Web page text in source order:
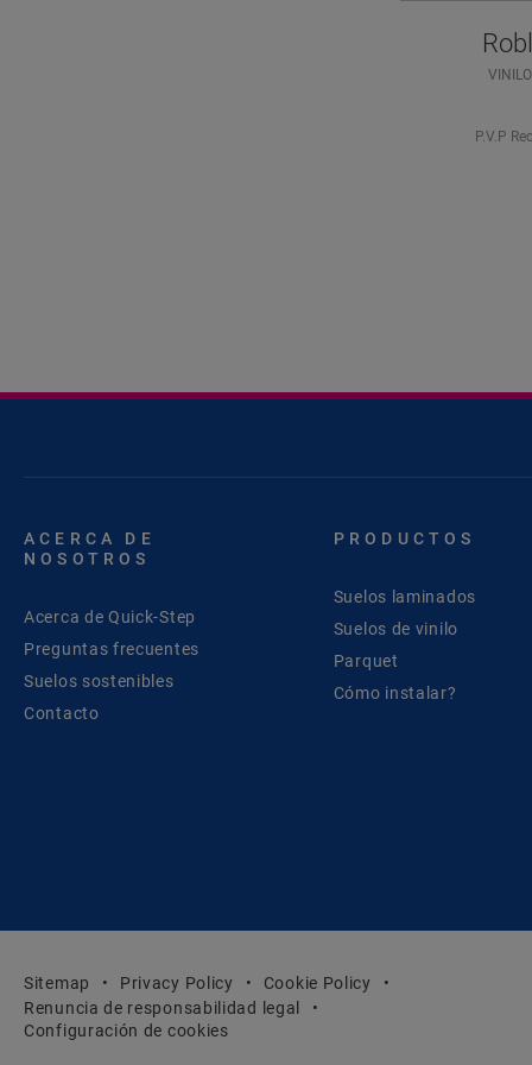
VINILO
P.V.P
ACERCA DE
NOSOTROS
Acerca de Quick-Step
Preguntas frecuentes
Suelos sostenibles
Contacto
PRODUCTOS
Suelos laminados
Suelos de vinilo
Parquet
Cómo instalar?
Sitemap Privacy Policy
Cookie Policy
Renuncia de responsabilidad legal
Configuración de cookies